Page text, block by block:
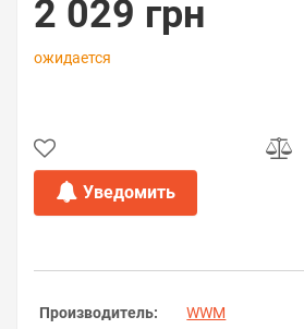
2 029 грн
ожидается
Уведомить
Производитель: WWM